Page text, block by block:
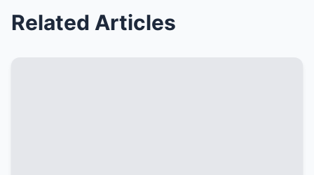
Related Articles